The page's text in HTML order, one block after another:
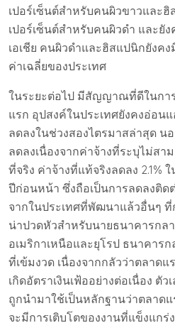
เปอร์เซ็นต์สำหรับคนผิวขาวและฮิ
เปอร์เซ็นต์สำหรับคนผิวดำ และยั
เอเชีย คนผิวดำและฮิสแปนิกยังค
ค่าเฉลี่ยของประเทศ
ในระยะต่อไป มีสัญญาณที่ดีในการ
แรก อุปสงค์ในประเทศยังคงอ่อน
ลดลงในช่วงสองไตรมาสล่าสุด น
ลดลงเนื่องจากค่าจ้างที่ระบุไม่สา
ที่จริง ค่าจ้างที่แท้จริงลดลง 2.1%
ปีก่อนหน้า ซึ่งถือเป็นการลดลงติด
จากในประเทศที่พัฒนาแล้วอื่นๆ ที่
น่าปวดหัวสำหรับนายธนาคารกล
อเมริกาเหนือและยุโรป ธนาคารก
ที่เข้มงวด เนื่องจากกลัวว่าตลาด
เกิดอัตราเงินเฟ้ออย่างต่อเนื่อง ตั
ถูกนำมาใช้เป็นหลักฐานว่าตลาด
จะมีการเติบโตของงานที่แข็งแก